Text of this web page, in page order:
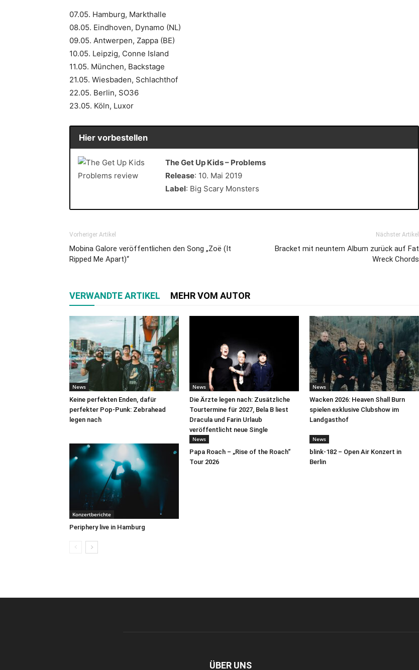
07.05. Hamburg, Markthalle
08.05. Eindhoven, Dynamo (NL)
09.05. Antwerpen, Zappa (BE)
10.05. Leipzig, Conne Island
11.05. München, Backstage
21.05. Wiesbaden, Schlachthof
22.05. Berlin, SO36
23.05. Köln, Luxor
Hier vorbestellen
The Get Up Kids – Problems
Release: 10. Mai 2019
Label: Big Scary Monsters
Vorheriger Artikel
Mobina Galore veröffentlichen den Song „Zoë (It
Ripped Me Apart)“
Nächster Artikel
Bracket mit neuntem Album zurück auf Fat
Wreck Chords
VERWANDTE ARTIKEL MEHR VOM AUTOR
News
Keine perfekten Enden, dafür
perfekter Pop-Punk: Zebrahead
legen nach
News
Die Ärzte legen nach: Zusätzliche
Tourtermine für 2027, Bela B liest
Dracula und Farin Urlaub
veröffentlicht neue Single
News
Wacken 2026: Heaven Shall Burn
spielen exklusive Clubshow im
Landgasthof
Konzertberichte
Periphery live in Hamburg
News
Papa Roach – „Rise of the Roach“
Tour 2026
News
blink-182 – Open Air Konzert in
Berlin
ÜBER UNS